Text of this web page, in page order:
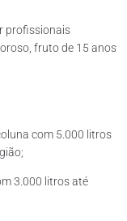
profissionais
fruto de 15 anos
com 5.000 litros
3.000 litros até